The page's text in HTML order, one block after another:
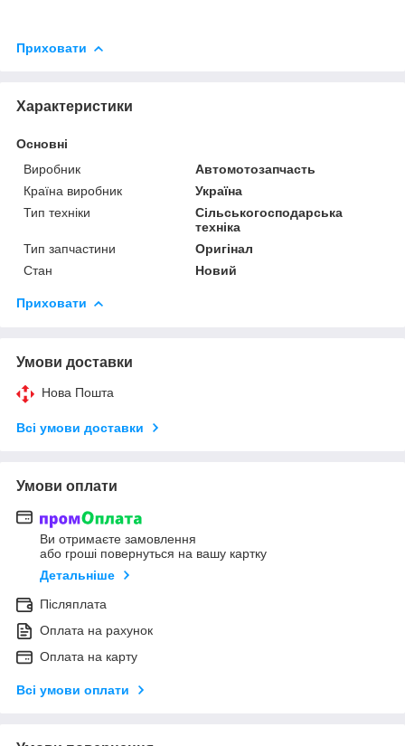
Приховати
Характеристики
Основні
Виробник
Автомотозапчасть
Країна виробник
Україна
Тип техніки
Сільськогосподарська
техніка
Тип запчастини
Оригінал
Стан
Новий
Приховати
Умови доставки
Нова Пошта
Всі умови доставки
Умови оплати
Ви отримаєте замовлення
або гроші повернуться на вашу картку
Детальніше
Післяплата
Оплата на рахунок
Оплата на карту
Всі умови оплати